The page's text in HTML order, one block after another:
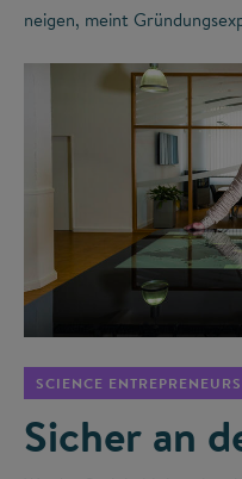
neigen, meint
SCIENCE
Sicher an